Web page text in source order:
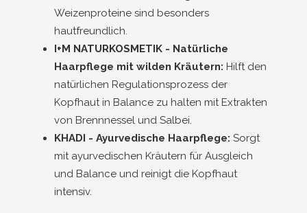
Weizenproteine sind besonders
hautfreundlich.
I+M NATURKOSMETIK - Natürliche
Haarpflege mit wilden Kräutern: Hilft den
natürlichen Regulationsprozess der
Kopfhaut in Balance zu halten mit Extrakten
von Brennnessel und Salbei.
KHADI - Ayurvedische Haarpflege: Sorgt
mit ayurvedischen Kräutern für Ausgleich
und Balance und reinigt die Kopfhaut
intensiv.